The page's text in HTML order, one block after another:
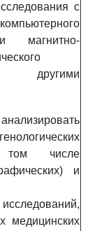
с
и магнитно-
другими
том числе
и
медицинских